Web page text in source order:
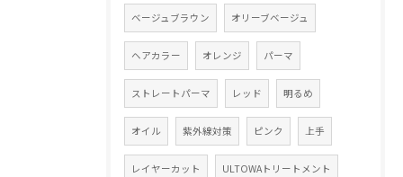
ベージュブラウン オリーブベージュ
ヘアカラー オレンジ パーマ
ストレートパーマ レッド 明るめ
オイル 紫外線対策 ピンク 上手
レイヤーカット ULTOWAトリートメント